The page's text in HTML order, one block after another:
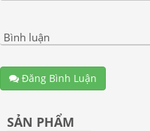
Bình luận
Đăng Bình Luận
SẢN PHẨM